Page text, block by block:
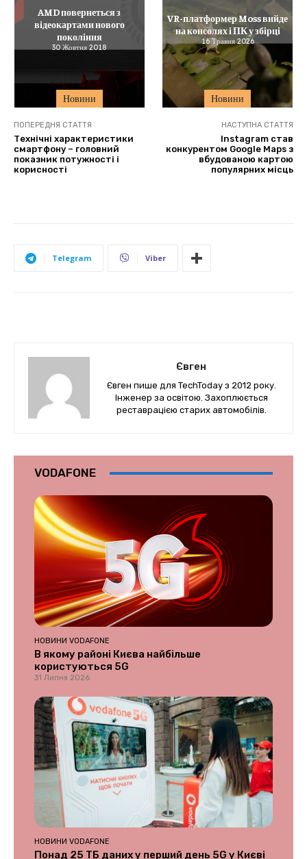
Новини
AMD повернеться з
відеокартами нового
покоління
30 Жовтня 2018
Новини
VR-платформер Moss вийде
на консолях і ПК у збірці
16 Травня 2026
ПОПЕРЕДНЯ СТАТТЯ
Технічні характеристики
смартфону – головний
показник потужності і
корисності
НАСТУПНА СТАТТЯ
Instagram став
конкурентом Google Maps з
вбудованою картою
популярних місць
Telegram Viber
Євген
Євген пише для TechToday з 2012 року.
Інженер за освітою. Захоплюється
реставрацією старих автомобілів.
VODAFONE
НОВИНИ VODAFONE
В якому районі Києва найбільше
користуються 5G
31 Липня 2026
НОВИНИ VODAFONE
Понад 25 ТБ даних у перший день 5G у Києві